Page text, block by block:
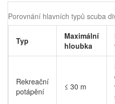
Porovnání hlavních typů scuba
Typ
Maximální
hloubka
Rekreační
potápění
≤ 30 m